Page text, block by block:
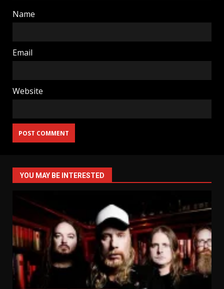
Name
Email
Website
YOU MAY BE INTERESTED